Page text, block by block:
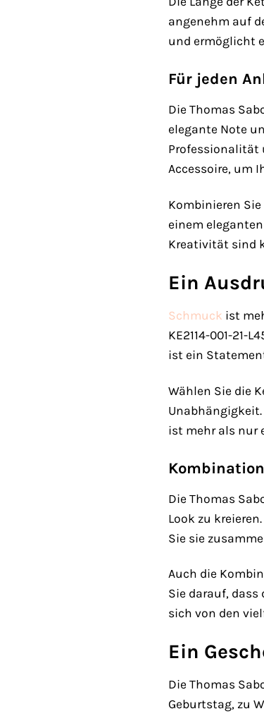
angenehm auf
und ermöglicht
Für jeden
Die Thomas
elegante Note
Professionalität
Accessoire, um
Kombinieren
einem
Kreativität sind
Ein
Schmuck ist
KE2114-001-
ist ein
Wählen Sie die
ist mehr als nur
Die Thomas
Look zu
Sie sie
Auch die
Sie darauf,
sich von den
Ein
Die Thomas
Geburtstag, zu